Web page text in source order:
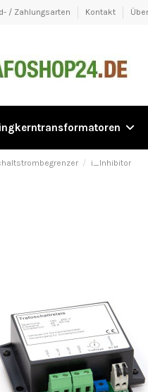
/ Zahlungsarten Kontakt
i_Inhibitor